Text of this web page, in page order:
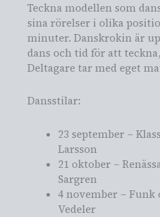
Teckna modellen som
sina rörelser i olika
minuter. Danskrokin är
dans och tid för att
Deltagare tar med eget
Dansstilar:
23 september –
Larsson
21 oktober –
Sargren
4 november – Funk
Vedeler